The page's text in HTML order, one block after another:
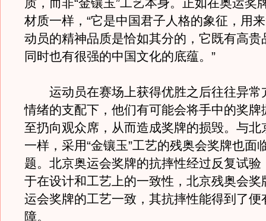
质，而非“金镶玉”工艺本身。正如在奥运奖
材质一样，“它是中国君子人格的象征，用
动员的精神品质是恰如其分的，它既有高贵
同时也有很强的中国文化的底蕴。”
运动员在赛场上获得优胜之后往往异常
情绪的支配下，他们有可能会将手中的奖牌
至扔向观众席，从而造成奖牌的损毁。与北
一样，采用“金镶玉”工艺的残奥会奖牌也面
题。北京奥运会奖牌的抗摔性经过反复试验
于在设计和工艺上的一致性，北京残奥会奖
运会奖牌的工艺一致，其抗摔性能得到了便
障。